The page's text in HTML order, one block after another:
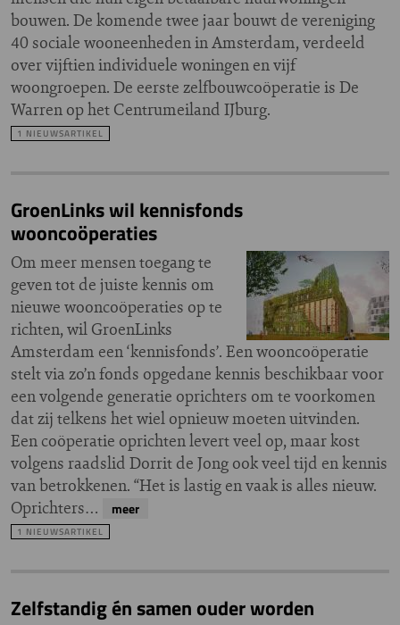
bouwen. De komende twee jaar bouwt de vereniging
40 sociale wooneenheden in Amsterdam, verdeeld
over vijftien individuele woningen en vijf
woongroepen. De eerste zelfbouwcoöperatie is De
Warren op het Centrumeiland IJburg.
1 NIEUWSARTIKEL
GroenLinks wil kennisfonds
wooncoöperaties
Om meer mensen toegang te
geven tot de juiste kennis om
nieuwe wooncoöperaties op te
richten, wil GroenLinks
Amsterdam een ‘kennisfonds’. Een wooncoöperatie
stelt via zo’n fonds opgedane kennis beschikbaar voor
een volgende generatie oprichters om te voorkomen
dat zij telkens het wiel opnieuw moeten uitvinden.
Een coöperatie oprichten levert veel op, maar kost
volgens raadslid Dorrit de Jong ook veel tijd en kennis
van betrokkenen. “Het is lastig en vaak is alles nieuw.
Oprichters…
meer
1 NIEUWSARTIKEL
Zelfstandig én samen ouder worden